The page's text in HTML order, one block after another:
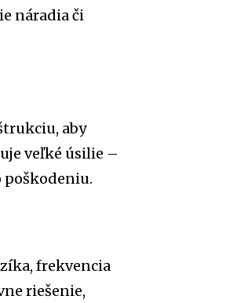
náradia či
aby
veľké úsilie –
poškodeniu.
frekvencia
riešenie,